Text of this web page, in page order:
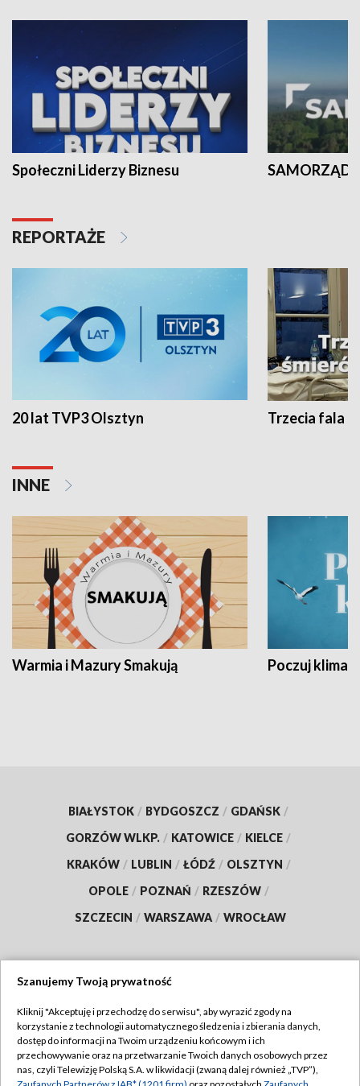
Społeczni Liderzy Biznesu SAMORZĄD
REPORTAŻE
20 lat TVP3 Olsztyn Trzecia fala -
INNE
Warmia i Mazury Smakują Poczuj klimat
BIAŁYSTOK / BYDGOSZCZ / GDAŃSK /
GORZÓW WLKP. / KATOWICE / KIELCE /
KRAKÓW / LUBLIN / ŁÓDŹ / OLSZTYN /
OPOLE / POZNAŃ / RZESZÓW /
SZCZECIN / WARSZAWA / WROCŁAW
TVP
Abonament TVP
Emisja w TVP
Regulamin TVP
Szanujemy Twoją prywatność
Kliknij "Akceptuję i przechodzę do serwisu", aby wyrazić zgody na
korzystanie z technologii automatycznego śledzenia i zbierania danych,
dostęp do informacji na Twoim urządzeniu końcowym i ich
przechowywanie oraz na przetwarzanie Twoich danych osobowych przez
nas, czyli Telewizję Polską S.A. w likwidacji (zwaną dalej również „TVP”),